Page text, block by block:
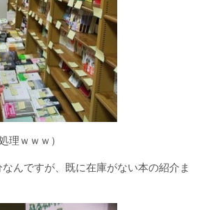
理ｗｗｗ）
んですが、既に在庫がない本の紹介ま